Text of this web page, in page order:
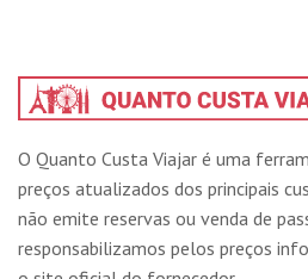
O Quanto Custa Viajar é uma
preços atualizados dos principais
não emite reservas ou venda de
responsabilizamos pelos preços